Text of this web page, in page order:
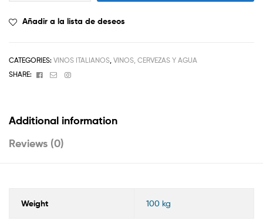
Sorteselle
quantity
Añadir a la lista de deseos
CATEGORIES: VINOS ITALIANOS VINOS, CERVEZAS Y AGUA
SHARE:
Facebook
EmailInstagram
Additional information
Reviews (0)
Weight 100 kg